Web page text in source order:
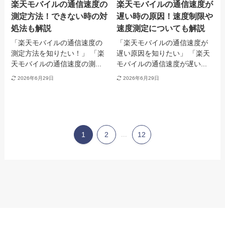
楽天モバイルの通信速度の
測定方法！できない時の対
処法も解説
「楽天モバイルの通信速度の
測定方法を知りたい！」 「楽
天モバイルの通信速度の測...
2026年6月29日
楽天モバイルの通信速度が
遅い時の原因！速度制限や
速度測定についても解説
「楽天モバイルの通信速度が
遅い原因を知りたい」 「楽天
モバイルの通信速度が遅い...
2026年6月29日
1 2 ... 12